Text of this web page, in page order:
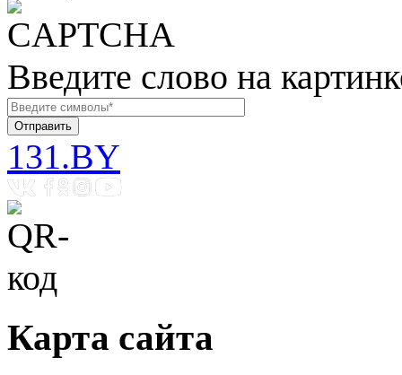
Введите слово на
131.BY
Карта сайта